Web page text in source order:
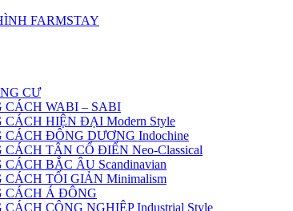
FARMSTAY
CƯ
CÁCH WABI – SABI
HIỆN ĐẠI Modern Style
ĐÔNG DƯƠNG Indochine
TÂN CỔ ĐIỂN Neo-Classical
BẮC ÂU Scandinavian
TỐI GIẢN Minimalism
CÁCH Á ĐÔNG
CÔNG NGHIỆP Industrial Style